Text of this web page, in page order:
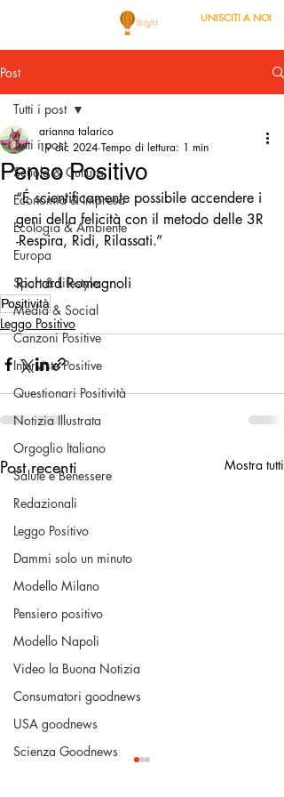
UNISCITI A NOI
Post
Tutti i post
Scuola & Cultura
Economia & Impresa
Ecologia & Ambiente
Europa
Sport & Lifestyle
Media & Social
Canzoni Positive
Interviste Positive
Questionari Positività
Notizia Illustrata
Orgoglio Italiano
Salute e Benessere
Redazionali
Leggo Positivo
Dammi solo un minuto
Modello Milano
Pensiero positivo
Modello Napoli
Video la Buona Notizia
Consumatori goodnews
USA goodnews
Scienza Goodnews
Tutti i post
Penso Positivo
arianna talarico
19 dic 2024 Tempo di lettura: 1 min
“É scientificamente possibile accendere i
geni della felicità con il metodo delle 3R
-Respira, Ridi, Rilassati.”
Richard Romagnoli
Positività
Leggo Positivo
Post recenti Mostra tutti